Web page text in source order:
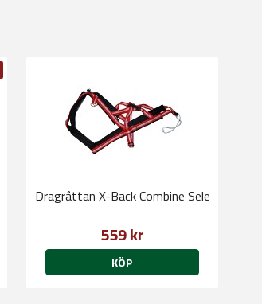
Dragråttan X-Back Combine Sele
559 kr
KÖP